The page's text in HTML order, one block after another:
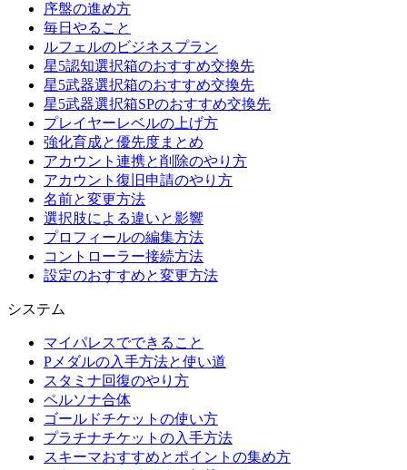
序盤の進め方
毎日やること
ルフェルのビジネスプラン
星5認知選択箱のおすすめ交換先
星5武器選択箱のおすすめ交換先
星5武器選択箱SPのおすすめ交換先
プレイヤーレベルの上げ方
強化育成と優先度まとめ
アカウント連携と削除のやり方
アカウント復旧申請のやり方
名前と変更方法
選択肢による違いと影響
プロフィールの編集方法
コントローラー接続方法
設定のおすすめと変更方法
システム
マイパレスでできること
Pメダルの入手方法と使い道
スタミナ回復のやり方
ペルソナ合体
ゴールドチケットの使い方
プラチナチケットの入手方法
スキーマおすすめとポイントの集め方